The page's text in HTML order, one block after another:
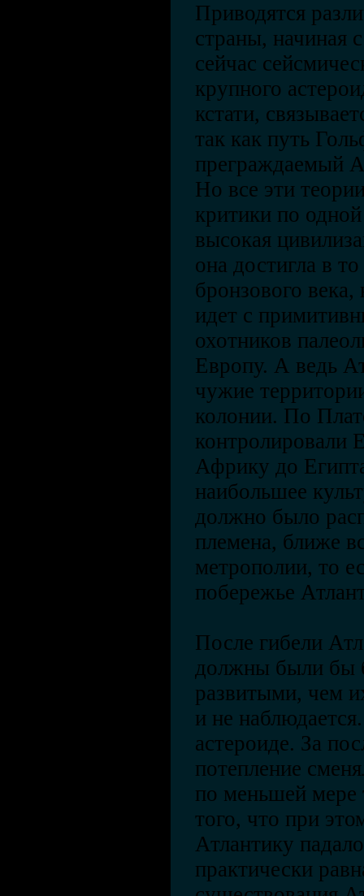
Приводятся
страны, начиная
сейчас
крупного
кстати,
так как путь
преграждаемый
Но все эти
критики по
высокая
она достигла в
бронзового века,
идет с
охотников
Европу. А ведь
чужие
колонии. По
контролировали
Африку до
наибольшее
должно было
племена, ближе
метрополии, то
побережье
После гибели
должны были бы
развитыми, чем
и не
астероиде. За
потепление
по меньшей мере
того, что при
Атлантику
практически